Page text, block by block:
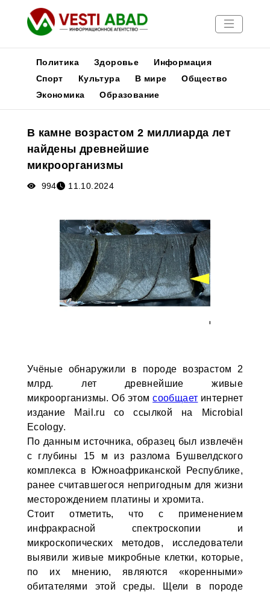
Новости
Медиа
Афиша
Политика Здоровье
Информация
Спорт
Культура В мире
Общество
Экономика
Образование
В камне возрастом 2 миллиарда лет
найдены древнейшие
микроорганизмы
994 11.10.2024
Учёные обнаружили в породе возрастом 2
млрд. лет древнейшие живые
микроорганизмы. Об этомсообщает интернет
издание Mail.ru со ссылкой на Microbial
Ecology.
По данным источника, образец был извлечён
с глубины 15 м из разлома Бушвелдского
комплекса в Южноафриканской Республике,
ранее считавшегося непригодным для жизни
месторождением платины и хромита.
Стоит отметить, что с применением
инфракрасной спектроскопии и
микроскопических методов, исследователи
выявили живые микробные клетки, которые,
по их мнению, являются «коренными»
обитателями этой среды. Щели в породе